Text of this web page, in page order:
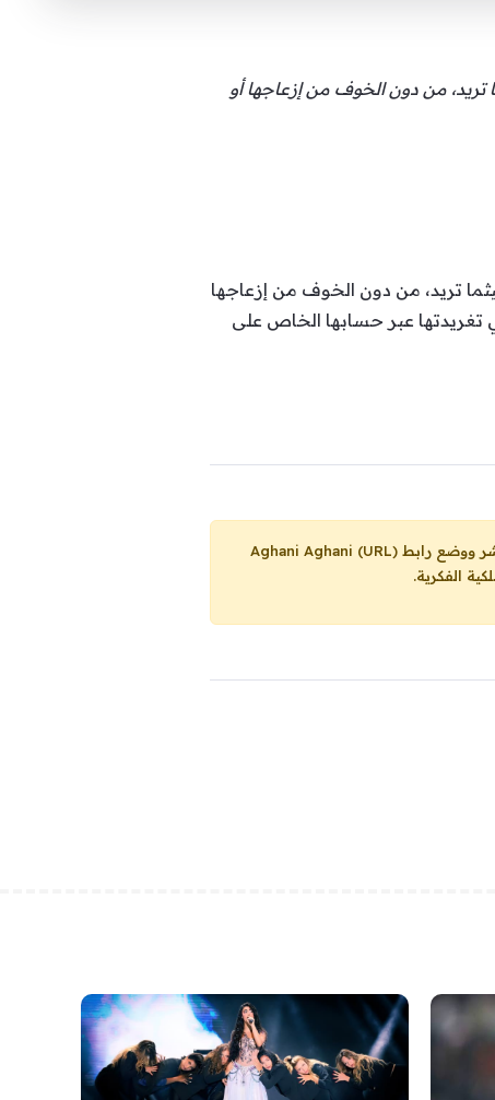
من دون الخوف من إزعاجها أو
تريد، من دون الخوف من إزعاجها
تغريدتها عبر حسابها الخاص على
Aghani Aghani (URL)
الفكرية.